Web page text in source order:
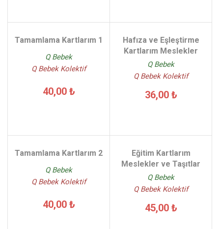
Tamamlama Kartlarım 1
Q Bebek
Q Bebek Kolektif
40,00 ₺
Hafıza ve Eşleştirme
Kartlarım Meslekler
Q Bebek
Q Bebek Kolektif
36,00 ₺
Tamamlama Kartlarım 2
Q Bebek
Q Bebek Kolektif
40,00 ₺
Eğitim Kartlarım
Meslekler ve Taşıtlar
Q Bebek
Q Bebek Kolektif
45,00 ₺